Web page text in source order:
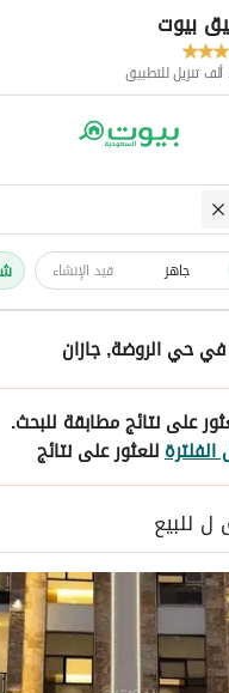
بيوت
جاهز قيد الإنشاء
على نتائج مطابقة للبحث.
للعثور على نتائج
للبيع